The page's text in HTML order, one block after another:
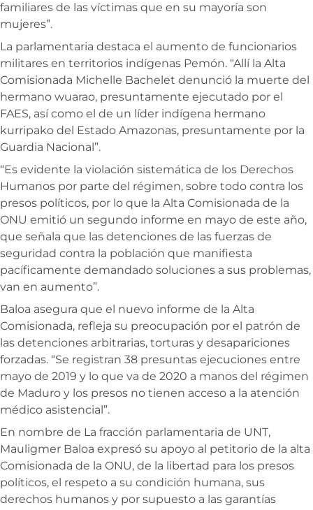
familiares de las víctimas que en su mayoría son
mujeres”.
La parlamentaria destaca el aumento de funcionarios
militares en territorios indígenas Pemón. “Allí la Alta
Comisionada Michelle Bachelet denunció la muerte del
hermano wuarao, presuntamente ejecutado por el
FAES, así como el de un líder indígena hermano
kurripako del Estado Amazonas, presuntamente por la
Guardia Nacional”.
“Es evidente la violación sistemática de los Derechos
Humanos por parte del régimen, sobre todo contra los
presos políticos, por lo que la Alta Comisionada de la
ONU emitió un segundo informe en mayo de este año,
que señala que las detenciones de las fuerzas de
seguridad contra la población que manifiesta
pacíficamente demandado soluciones a sus problemas,
van en aumento”.
Baloa asegura que el nuevo informe de la Alta
Comisionada, refleja su preocupación por el patrón de
las detenciones arbitrarias, torturas y desapariciones
forzadas. “Se registran 38 presuntas ejecuciones entre
mayo de 2019 y lo que va de 2020 a manos del régimen
de Maduro y los presos no tienen acceso a la atención
médico asistencial”.
En nombre de La fracción parlamentaria de UNT,
Mauligmer Baloa expresó su apoyo al petitorio de la alta
Comisionada de la ONU, de la libertad para los presos
políticos, el respeto a su condición humana, sus
derechos humanos y por supuesto a las garantías